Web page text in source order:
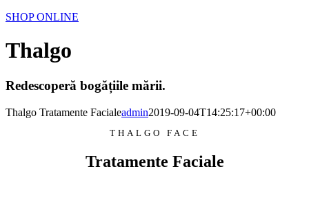
SHOP ONLINE
Thalgo
Redescoperă bogățiile mării.
Thalgo Tratamente Facialeadmin2019-09-04T14:25:17+00:00
THALGO FACE
Tratamente Faciale